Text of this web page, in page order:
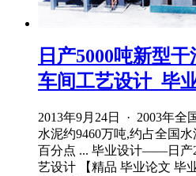
日产5000吨新型
车间工艺设计_毕
2013年9月24日 · 2003年全
水泥约9460万吨,约占全国
百分点 ... 毕业设计——日产
艺设计 【精品 毕业论文 毕